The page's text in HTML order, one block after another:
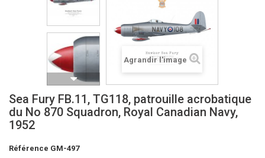
Agrandir l'image
Sea Fury FB.11, TG118, patrouille acrobatique
du No 870 Squadron, Royal Canadian Navy,
1952
Référence GM-497